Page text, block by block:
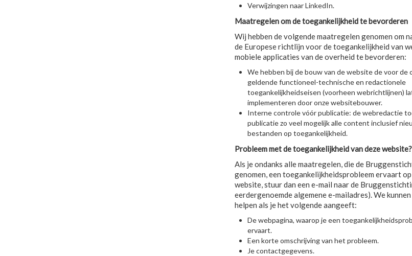
Verwijzingen naar LinkedIn.
Maatregelen om de toegankelijkheid te bevorderen
Wij hebben de volgende maatregelen genomen om
de Europese richtlijn voor de toegankelijkheid van
mobiele applicaties van de overheid te bevorderen:
We hebben bij de bouw van de website de voor de
geldende functioneel-technische en redactionele
toegankelijkheidseisen (voorheen webrichtlijnen)
implementeren door onze websitebouwer.
Interne controle vóór publicatie: de webredactie
publicatie zo veel mogelijk alle content inclusief
bestanden op toegankelijkheid.
Probleem met de toegankelijkheid van deze website?
Als je ondanks alle maatregelen, die de
genomen, een toegankelijkheidsprobleem ervaart
website, stuur dan een e-mail naar de
eerdergenoemde algemene e-mailadres). We
helpen als je het volgende aangeeft:
De webpagina, waarop je een
ervaart.
Een korte omschrijving van het probleem.
Je contactgegevens.